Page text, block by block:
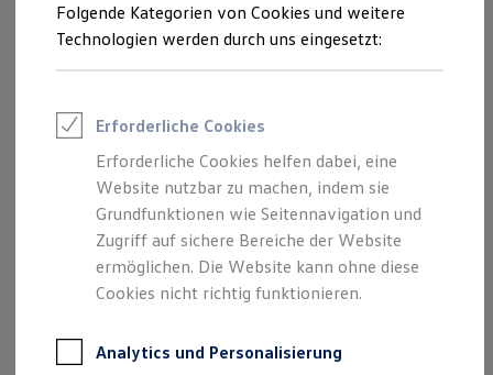
Saisonangebote
Reifenpakete
Leasing
Leasing-Angebote
Elektroauto Leasing
Kleinwagen-Leasing
Leasing ohne Anzahlung
Finanzierung
Autokredit mit Schlussrate
Versicherungen und Garantien
Kfz-Versicherung
Restschuldversicherungen
Garantien
Professional Class bei Volkswagen
Folgende Kategorien von Cookies und weitere
Technologien werden durch uns eingesetzt:
Erforderliche Cookies
Erforderliche Cookies helfen dabei, eine
Website nutzbar zu machen, indem sie
Grundfunktionen wie Seitennavigation und
Zugriff auf sichere Bereiche der Website
ermöglichen. Die Website kann ohne diese
Cookies nicht richtig funktionieren.
Analytics und Personalisierung